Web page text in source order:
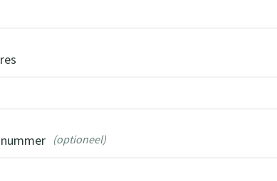
(optioneel)